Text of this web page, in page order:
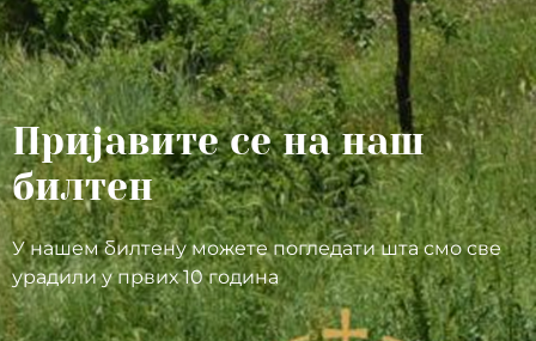
Пријавите се на наш
билтен
У нашем билтену можете погледати шта смо све
урадили у првих 10 година